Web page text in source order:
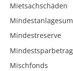
Mietsachschäden
Mindestreserve
Mindestsparbetrag
Mischfonds